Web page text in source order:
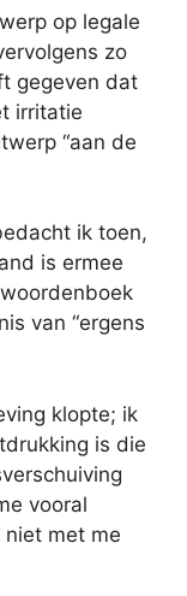
op legale
zo
gegeven dat
irritatie
“aan de
ik toen,
is ermee
van “ergens
klopte; ik
is die
vooral
met me